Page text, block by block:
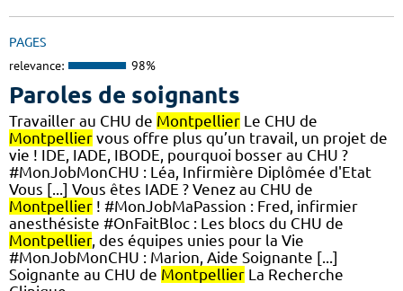
PAGES
relevance: 98%
Paroles de soignants
Travailler au CHU de Montpellier Le CHU de
Montpellier vous offre plus qu’un travail, un projet de
vie ! IDE, IADE, IBODE, pourquoi bosser au CHU ?
#MonJobMonCHU : Léa, Infirmière Diplômée d'Etat
Vous [...] Vous êtes IADE ? Venez au CHU de
Montpellier ! #MonJobMaPassion : Fred, infirmier
anesthésiste #OnFaitBloc : Les blocs du CHU de
Montpellier, des équipes unies pour la Vie
#MonJobMonCHU : Marion, Aide Soignante [...]
Soignante au CHU de Montpellier La Recherche